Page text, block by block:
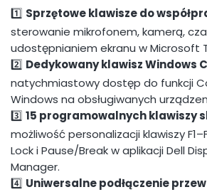
1️⃣ Sprzętowe klawisze do
sterowanie mikrofonem, kamerą,
udostępnianiem ekranu w Microsoft
2️⃣ Dedykowany klawisz Windows
natychmiastowy dostęp do funkcji
Windows na obsługiwanych
3️⃣ 15 programowalnych klawiszy
możliwość personalizacji klawiszy
Lock i Pause/Break w aplikacji Dell
Manager.
4️⃣ Uniwersalne podłączenie